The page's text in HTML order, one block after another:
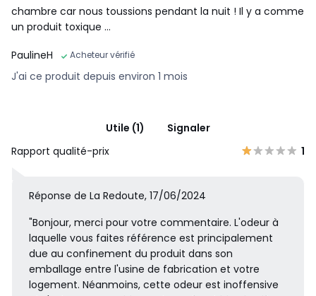
chambre car nous toussions pendant la nuit ! Il y a comme
un produit toxique …
PaulineH
Acheteur vérifié
J'ai ce produit depuis environ 1 mois
Utile (1)
Signaler
Rapport qualité-prix
1
Réponse de La Redoute, 17/06/2024
"Bonjour, merci pour votre commentaire. L'odeur à
laquelle vous faites référence est principalement
due au confinement du produit dans son
emballage entre l'usine de fabrication et votre
logement. Néanmoins, cette odeur est inoffensive